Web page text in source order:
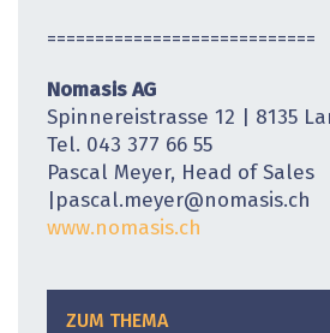
============================
Nomasis AG
Spinnereistrasse 12 | 8135
Tel. 043 377 66 55
Pascal Meyer, Head of Sales
|pascal.meyer@nomasis.ch
www.nomasis.ch
ZUM THEMA